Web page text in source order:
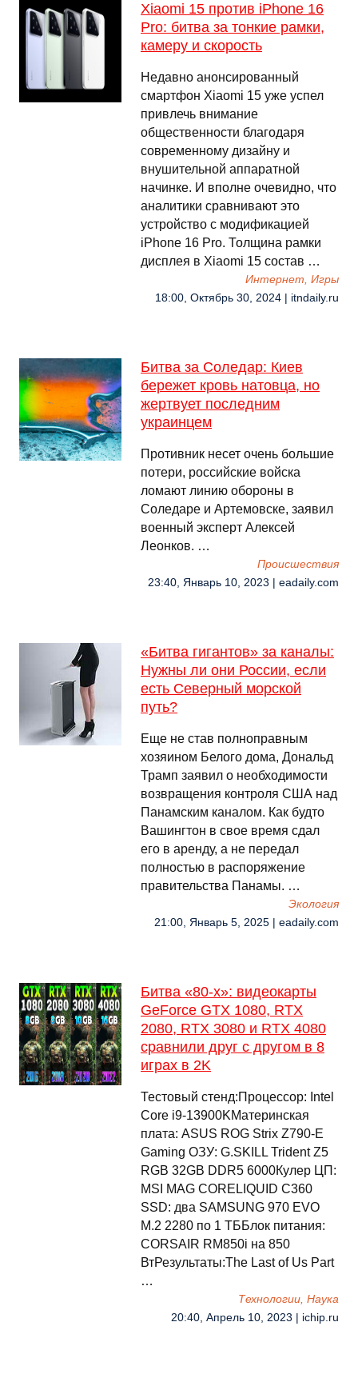
Xiaomi 15 против iPhone 16
Pro: битва за тонкие рамки,
камеру и скорость
Недавно анонсированный
смартфон Xiaomi 15 уже успел
привлечь внимание
общественности благодаря
современному дизайну и
внушительной аппаратной
начинке. И вполне очевидно, что
аналитики сравнивают это
устройство с модификацией
iPhone 16 Pro. Толщина рамки
дисплея в Xiaomi 15 состав …
Интернет, Игры
18:00, Октябрь 30, 2024 | itndaily.ru
Битва за Соледар: Киев
бережет кровь натовца, но
жертвует последним
украинцем
Противник несет очень большие
потери, российские войска
ломают линию обороны в
Соледаре и Артемовске, заявил
военный эксперт Алексей
Леонков. …
Происшествия
23:40, Январь 10, 2023 | eadaily.com
«Битва гигантов» за каналы:
Нужны ли они России, если
есть Северный морской
путь?
Еще не став полноправным
хозяином Белого дома, Дональд
Трамп заявил о необходимости
возвращения контроля США над
Панамским каналом. Как будто
Вашингтон в свое время сдал
его в аренду, а не передал
полностью в распоряжение
правительства Панамы. …
Экология
21:00, Январь 5, 2025 | eadaily.com
Битва «80-х»: видеокарты
GeForce GTX 1080, RTX
2080, RTX 3080 и RTX 4080
сравнили друг с другом в 8
играх в 2K
Тестовый стенд:Процессор: Intel
Core i9-13900KМатеринская
плата: ASUS ROG Strix Z790-E
Gaming ОЗУ: G.SKILL Trident Z5
RGB 32GB DDR5 6000Кулер ЦП:
MSI MAG CORELIQUID C360
SSD: два SAMSUNG 970 EVO
M.2 2280 по 1 ТББлок питания:
CORSAIR RM850i на 850
ВтРезультаты:The Last of Us Part
…
Технологии, Наука
20:40, Апрель 10, 2023 | ichip.ru